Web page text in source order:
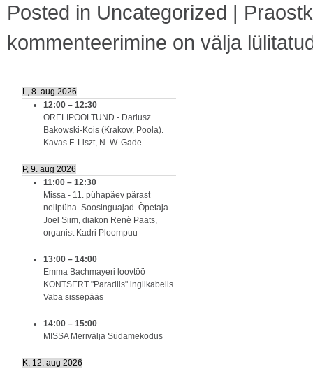
Posted in Uncategorized |
kommenteerimine on välja
L, 8. aug 2026
12:00 – 12:30
ORELIPOOLTUND - Dariusz
Bakowski-Kois (Krakow, Poola).
Kavas F. Liszt, N. W. Gade
P, 9. aug 2026
11:00 – 12:30
Missa - 11. pühapäev pärast
nelipüha. Soosinguajad. Õpetaja
Joel Siim, diakon Renè Paats,
organist Kadri Ploompuu
13:00 – 14:00
Emma Bachmayeri loovtöö
KONTSERT "Paradiis" inglikabelis.
Vaba sissepääs
14:00 – 15:00
MISSA Merivälja Südamekodus
K, 12. aug 2026